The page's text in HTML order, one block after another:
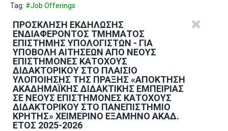
Tag: #Job Offerings
ΠΡΟΣΚΛΗΣΗ ΕΚΔΗΛΩΣΗΣ
ΕΝΔΙΑΦΕΡΟΝΤΟΣ ΤΜΗΜΑΤΟΣ
ΕΠΙΣΤΗΜΗΣ ΥΠΟΛΟΓΙΣΤΩΝ - ΓΙΑ
ΥΠΟΒΟΛΗ ΑΙΤΗΣΕΩΝ ΑΠΟ ΝΕΟΥΣ
ΕΠΙΣΤΗΜΟΝΕΣ ΚΑΤΟΧΟΥΣ
ΔΙΔΑΚΤΟΡΙΚΟΥ ΣΤΟ ΠΛΑΙΣΙΟ
ΥΛΟΠΟΙΗΣΗΣ ΤΗΣ ΠΡΑΞΗΣ «ΑΠΟΚΤΗΣΗ
ΑΚΑΔΗΜΑΪΚΗΣ ΔΙΔΑΚΤΙΚΗΣ ΕΜΠΕΙΡΙΑΣ
ΣΕ ΝΕΟΥΣ ΕΠΙΣΤΗΜΟΝΕΣ ΚΑΤΟΧΟΥΣ
ΔΙΔΑΚΤΟΡΙΚΟΥ ΣΤΟ ΠΑΝΕΠΙΣΤΗΜΙΟ
ΚΡΗΤΗΣ» ΧΕΙΜΕΡΙΝΟ ΕΞΑΜΗΝΟ ΑΚΑΔ.
ΕΤΟΣ 2025-2026